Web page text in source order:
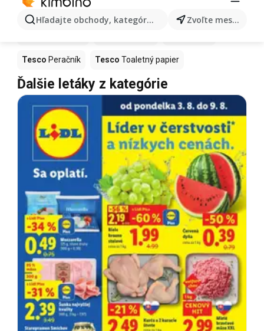
Hľadajte obchody, kategórie, produkty... Zvoľte mesto
Tesco Peračník Tesco Toaletný papier
Ďalšie letáky z kategórie